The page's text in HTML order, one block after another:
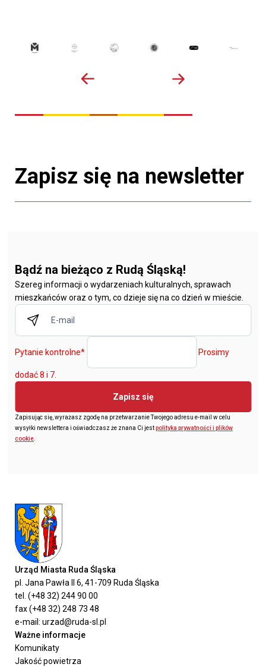
Zapisz się na newsletter
Bądź na bieżąco z Rudą Śląską!
Szereg informacji o wydarzeniach kulturalnych, sprawach
mieszkańców oraz o tym, co dzieje się na co dzień w mieście.
Pytanie kontrolne* Prosimy
dodać 8 i 7.
Zapisz się
Zapisując się, wyrażasz zgodę na przetwarzanie Twojego adresu e-mail w celu
wysyłki newslettera i oświadczasz że znana Ci jestpolityka prywatności i plików
cookie.
Urząd Miasta Ruda Śląska
pl. Jana Pawła II 6, 41-709 Ruda Śląska
tel. (+48 32) 244 90 00
fax (+48 32) 248 73 48
e-mail: urzad@ruda-sl.pl
Ważne informacje
Komunikaty
Jakość powietrza